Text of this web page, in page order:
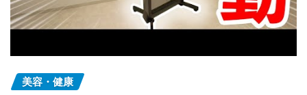
美容・健康